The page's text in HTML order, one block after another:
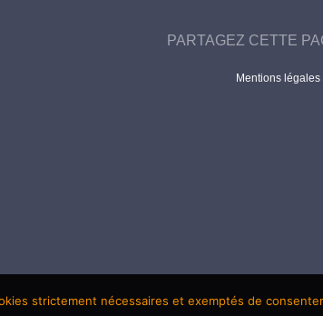
PARTAGEZ CETTE
Mentions légales
strictement nécessaires et exemptés de